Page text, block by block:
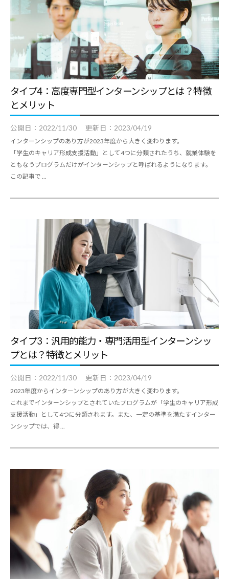
タイプ4：高度専門型インターンシップとは？特徴
とメリット
公開日： 2022/11/30 更新日： 2023/04/19
インターンシップのあり方が2023年度から大きく変わります。
「学生のキャリア形成支援活動」として4つに分類されたうち、就業体験を
ともなうプログラムだけがインターンシップと呼ばれるようになります。
この記事で ...
タイプ3：汎用的能力・専門活用型インターンシッ
プとは？特徴とメリット
公開日： 2022/11/30 更新日： 2023/04/19
2023年度からインターンシップのあり方が大きく変わります。
これまでインターンシップとされていたプログラムが「学生のキャリア形成
支援活動」として4つに分類されます。また、一定の基準を満たすインター
ンシップでは、得 ...